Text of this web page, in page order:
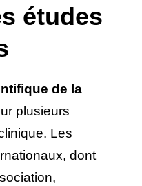
études
de la
plusieurs
Les
dont